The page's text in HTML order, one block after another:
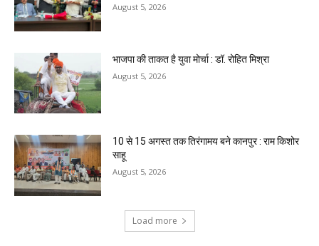
August 5, 2026
भाजपा की ताकत है युवा मोर्चा : डॉ. रोहित मिश्रा
August 5, 2026
10 से 15 अगस्त तक तिरंगामय बने कानपुर : राम किशोर
साहू
August 5, 2026
Load more